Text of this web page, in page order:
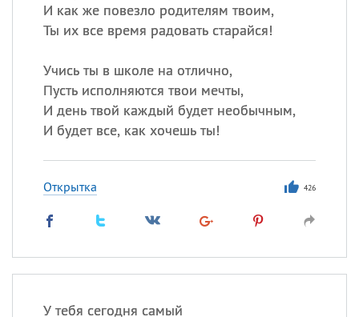
И как же повезло родителям твоим,
Ты их все время радовать старайся!
Учись ты в школе на отлично,
Пусть исполняются твои мечты,
И день твой каждый будет необычным,
И будет все, как хочешь ты!
Открытка 426
У тебя сегодня самый